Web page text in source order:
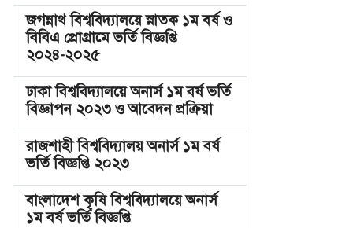
জগন্নাথ বিশ্ববিদ্যালয়ে স্নাতক ১ম বর্ষ ও
বিবিএ প্রোগ্রামে ভর্তি বিজ্ঞপ্তি
২০২৪-২০২৫
ঢাকা বিশ্ববিদ্যালয়ে অনার্স ১ম বর্ষ ভর্তি
বিজ্ঞাপন ২০২৩ ও আবেদন প্রক্রিয়া
রাজশাহী বিশ্ববিদ্যালয় অনার্স ১ম বর্ষ
ভর্তি বিজ্ঞপ্তি ২০২৩
বাংলাদেশ কৃষি বিশ্ববিদ্যালয়ে অনার্স
১ম বর্ষ ভর্তি বিজ্ঞপ্তি